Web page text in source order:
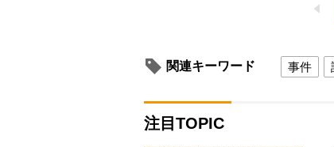
関連キーワード 事件
注目TOPIC